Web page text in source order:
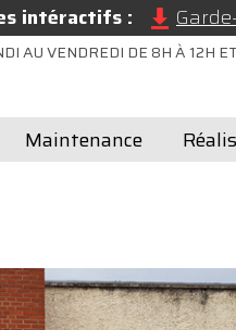
intéractifs :
AU VENDREDI DE 8H À 12H
Maintenance